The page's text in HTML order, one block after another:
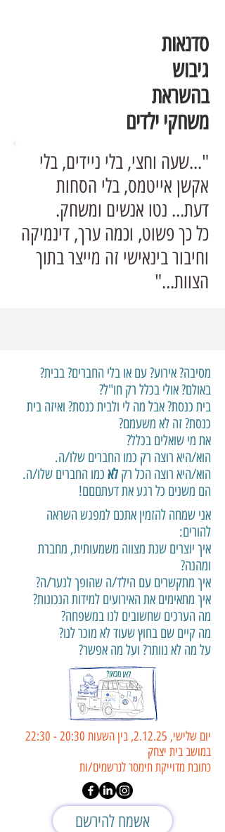
סדנאות
גיבוש
בהשראת
משחקי ילדים
"...שעה וחצי, בלי ניידים, בלי
אקשן אייטמס, בלי הסחות
דעת... נטו אנשים ומשחק.
כל כך פשוט, וכמה ערך, דינמיקה
וחיבור בינאישי זה מייצר בתוך
הצוות..."
מסיבה? אירוע? עם או בלי החברים? בבית?
באולם? אולי בכלל רק חו"ל?
בית כנסת? אבל מה לי ולבית כנסת? ואיזה בית
כנסת? זה לא משעמם?
את מי שואלים בכלל?
הוא/היא רוצה רק כמו החברים שלו/ה.
הוא/היא רוצה הכל רק לא כמו החברים שלו/ה.
הם משנים כל רגע את דעתםםם!
אני שמחה להזמין אתכם למפגש השראה
להורים:
איך יוצרים שנת מצווה משמעותית, מחברת
ומהנה?
איך מתקשרים עם הילד/ה שהופך לנער/ה?
איך מתאימים את האירועים למידות הנכונות?
מה הערכים שחשובים לנו במשפחה?
מה קיים שם בחוץ שעוד לא מוכר לנו?
על מה לא נוותר? ועל מה אפשר?
יום שלישי, 2.12.25, בין השעות 20:30 - 22:30
במושב בית יצחק
כתובת מדוייקת תימסר לנרשמים/ות
אשמח להירשם